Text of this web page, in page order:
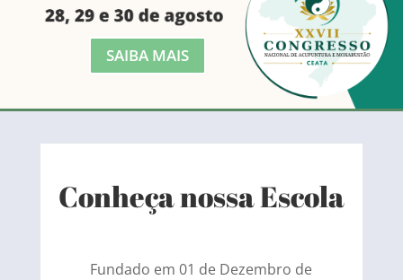
SAIBA MAIS
Conheça nossa Escola
Fundado em 01 de Dezembro de